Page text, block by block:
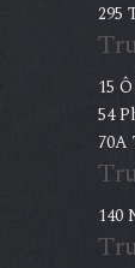
295
15
54
70A
140